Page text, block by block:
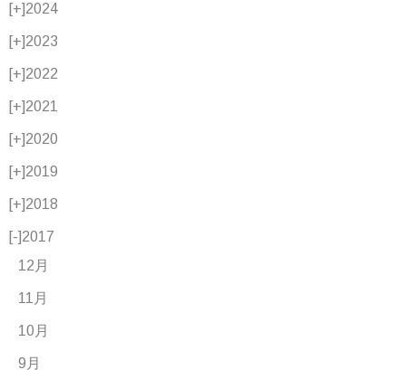
[+]2024
[+]2023
[+]2022
[+]2021
[+]2020
[+]2019
[+]2018
[-]2017
12月
11月
10月
9月